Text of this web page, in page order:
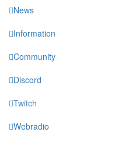
News
Information
Community
Discord
Twitch
Webradio